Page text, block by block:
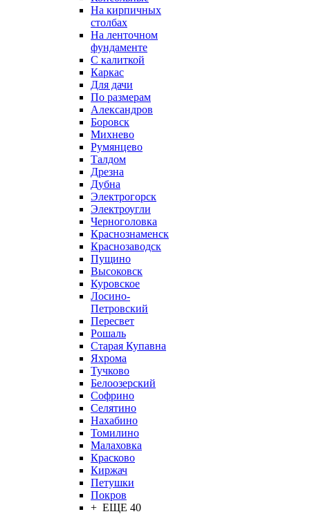
На кирпичных
столбах
На ленточном
фундаменте
С калиткой
Каркас
Для дачи
По размерам
Александров
Боровск
Михнево
Румянцево
Талдом
Дрезна
Дубна
Электрогорск
Электроугли
Черноголовка
Краснознаменск
Краснозаводск
Пущино
Высоковск
Куровское
Лосино-
Петровский
Пересвет
Рошаль
Старая Купавна
Яхрома
Тучково
Белоозерский
Софрино
Селятино
Нахабино
Томилино
Малаховка
Красково
Киржач
Петушки
Покров
+ ЕЩЕ 40